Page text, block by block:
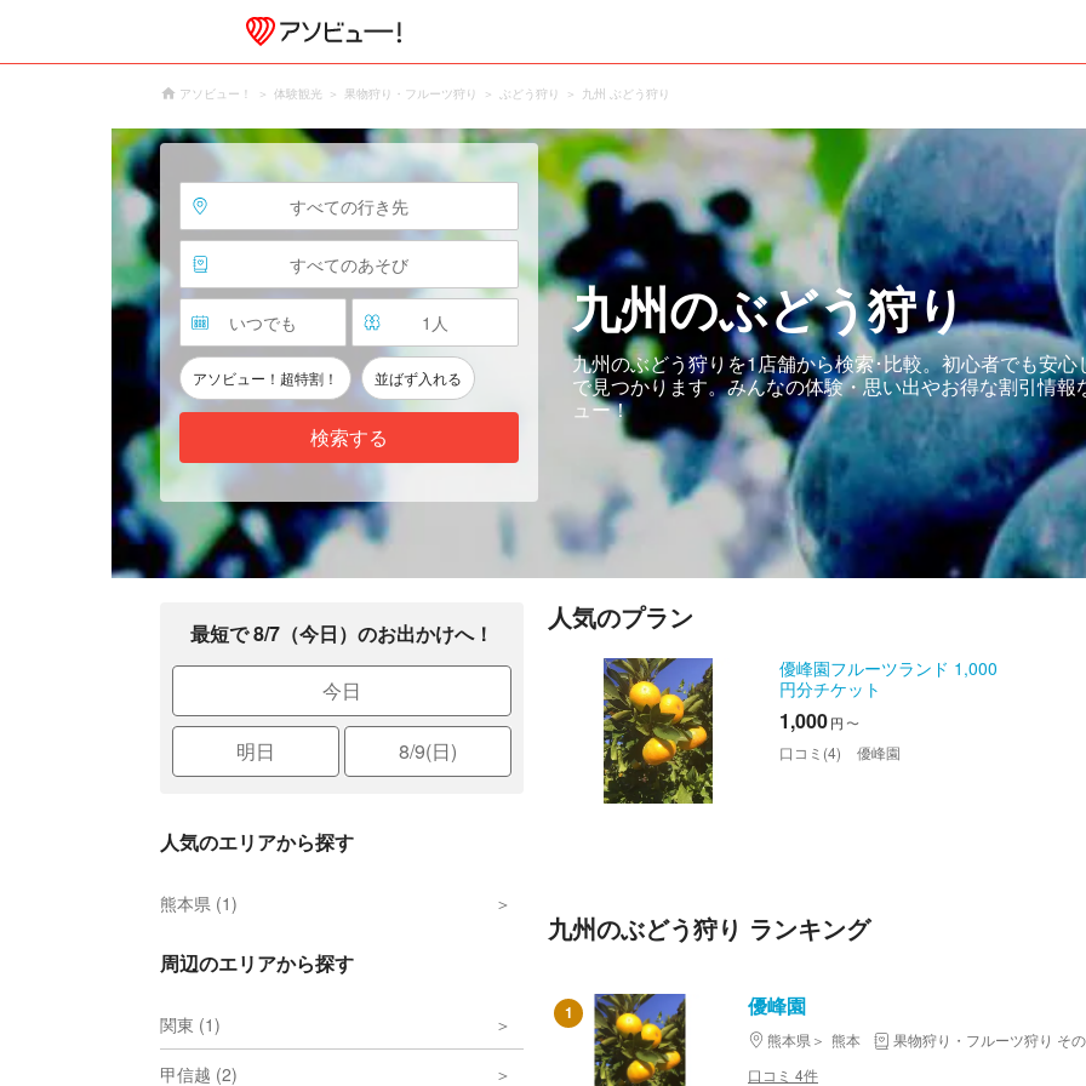
アソビュー！ 体験観光 果物狩り・フルーツ狩り ぶどう狩り 九州 ぶどう狩り
すべての行き先
すべてのあそび
いつでも 1 人
アソビュー！超特割！ 並ばず入れる
検索する
九州のぶどう狩り
九州のぶどう狩りを1店舗から検索･比較。初心者でも安
で見つかります。みんなの体験・思い出やお得な割引情
ュー！
最短で 8/7（今日）のお出かけへ！
今日
明日 8/9(日)
人気のエリアから探す
熊本県 (1)
周辺のエリアから探す
関東 (1)
甲信越 (2)
人気のプラン
優峰園フルーツランド 1,000
円分チケット
1,000円 〜
口コミ(4) 優峰園
九州のぶどう狩り ランキング
1 優峰園
熊本県 熊本
果物狩り・フルーツ狩り そ
口コミ 4件